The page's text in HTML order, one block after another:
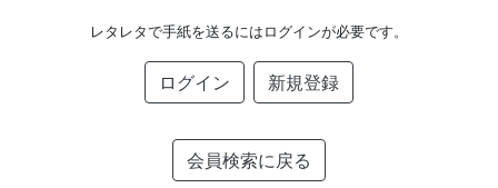
レタレタで手紙を送るにはログインが必要です。
ログイン 新規登録
会員検索に戻る